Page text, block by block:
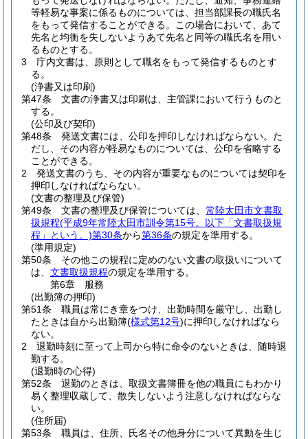
等軽易な事案に係るものについては、担当部課長の職氏名
をもって発信することができる。
この場合において、あて
先名と均衡を失しないようあて先名と同等の職氏名を用い
るものとする。
3
庁内文書は、原則として職名をもって発信するものとす
る。
(浄書又は印刷)
第47条
文書の浄書又は印刷は、主管課において行うものと
する。
(公印及び契印)
第48条
発送文書には、公印を押印しなければならない。 た
だし、その内容が軽易なものについては、公印を省略する
ことができる。
2
発送文書のうち、その内容が重要なものについては契印を
押印しなければならない。
(文書の整理及び保管)
第49条
文書の整理及び保管については、 常陸太田市文書取
扱規程(平成9年常陸太田市訓令第15号。以下「文書取扱規
程」という。)第30条から第36条の規定を準用する。
(準用規定)
第50条
その他この規程に定めのない文書の取扱いについて
は、 文書取扱規程の規定を準用する。
第6章
服務
(出勤簿の押印)
第51条
職員は常にき章をつけ、出勤時間を厳守し、出勤し
たときは自から出勤簿(様式第12号)に押印しなければなら
ない。
2
退勤時刻に至って上司から特に命令のないときは、随時退
勤する。
(退勤時の心得)
第52条
退勤のときは、取扱文書簿冊を他の職員にもわかり
易く整理収蔵して、散失しないよう注意しなければならな
い。
(住所届)
第53条
職員は、住所、氏名その他身分について異動を生じ